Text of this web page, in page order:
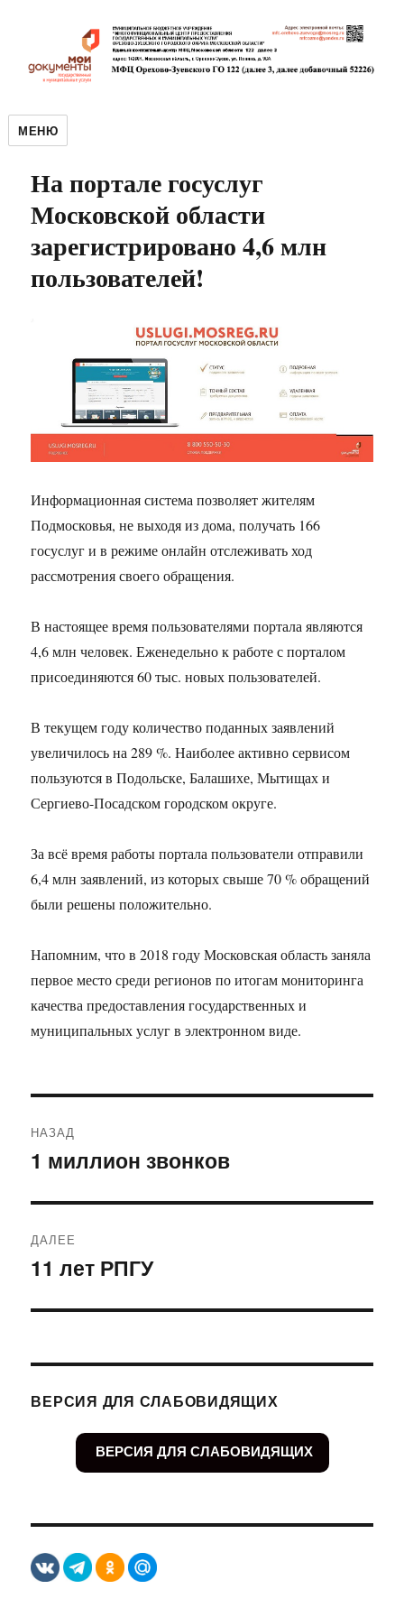
МЕНЮ
На портале госуслуг
Московской области
зарегистрировано 4,6 млн
пользователей!
Информационная система позволяет жителям
Подмосковья, не выходя из дома, получать 166
госуслуг и в режиме онлайн отслеживать ход
рассмотрения своего обращения.
В настоящее время пользователями портала являются
4,6 млн человек. Еженедельно к работе с порталом
присоединяются 60 тыс. новых пользователей.
В текущем году количество поданных заявлений
увеличилось на 289 %. Наиболее активно сервисом
пользуются в Подольске, Балашихе, Мытищах и
Сергиево-Посадском городском округе.
За всё время работы портала пользователи отправили
6,4 млн заявлений, из которых свыше 70 % обращений
были решены положительно.
Напомним, что в 2018 году Московская область заняла
первое место среди регионов по итогам мониторинга
качества предоставления государственных и
муниципальных услуг в электронном виде.
по
НАЗАД
Предыдущая
1 миллион звонков
ДАЛЕЕ
Следующая
11 лет РПГУ
ВЕРСИЯ ДЛЯ СЛАБОВИДЯЩИХ
ВЕРСИЯ ДЛЯ СЛАБОВИДЯЩИХ